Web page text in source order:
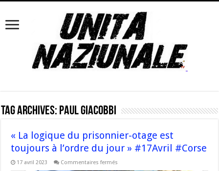
Tag Archives: Paul Giacobbi
« La logique du prisonnier-otage est
toujours à l’ordre du jour » #17Avril #Corse
17 avril 2023 Commentaires fermés